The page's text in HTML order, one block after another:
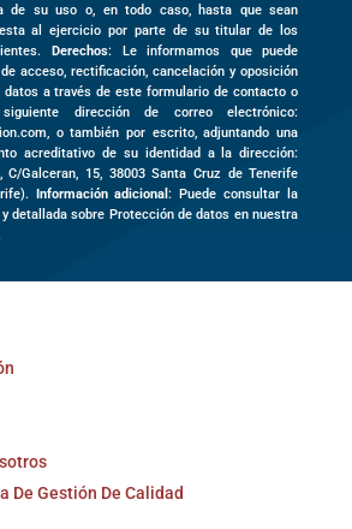
de su uso o, en todo caso, hasta que sean
al ejercicio por parte de su titular de los
Derechos: Le informamos que puede
acceso, rectificación, cancelación y oposición
a través de este formulario de contacto o
dirección de correo electrónico:
o también por escrito, adjuntando una
acreditativo de su identidad a la dirección:
C/Galceran, 15, 38003Santa Cruz de Tenerife
.Información adicional: Puede consultar la
detallada sobre Protección de datos en nuestra
De Gestión De Calidad